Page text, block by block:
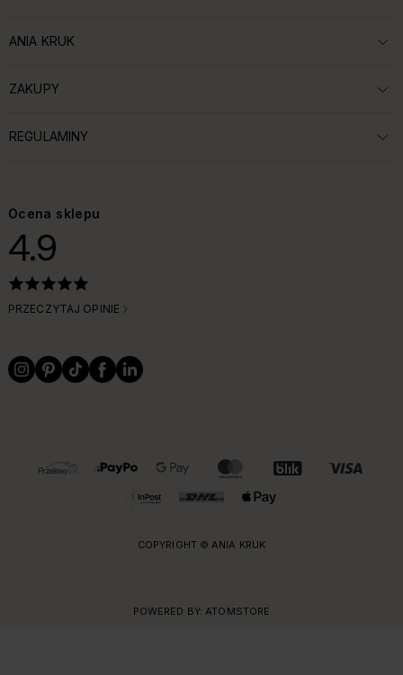
ROZWIŃ SEKCJĘ:
ANIA KRUK
ROZWIŃ SEKCJĘ:
ZAKUPY
ROZWIŃ SEKCJĘ:
REGULAMINY
Ocena sklepu
4.9
PRZECZYTAJ OPINIE
OBSŁUGIWANE FORMY PŁATNOŚCI I DOSTAWY
COPYRIGHT © ANIA KRUK
POWERED BY: ATOMSTORE